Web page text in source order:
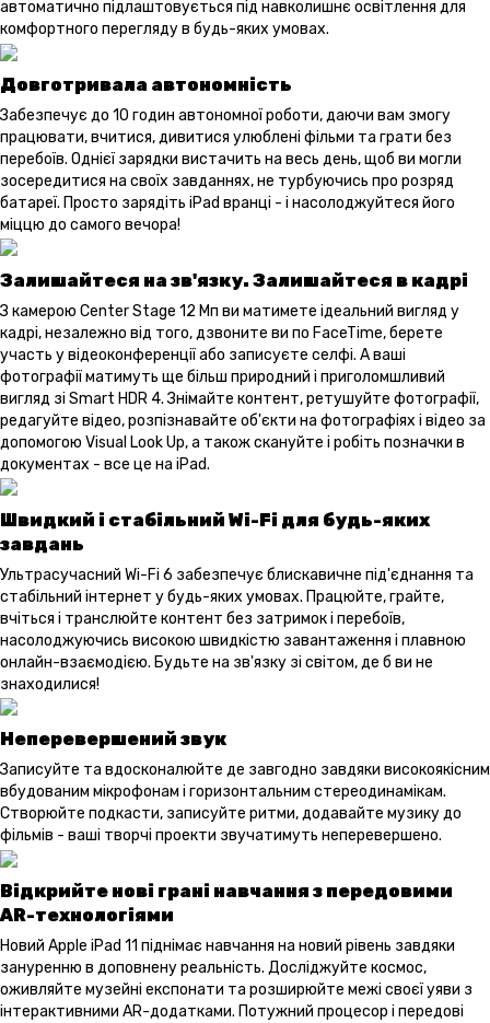
автоматично підлаштовується під навколишнє освітлення для
комфортного перегляду в будь-яких умовах.
Довготривала автономність
Забезпечує до 10 годин автономної роботи, даючи вам змогу
працювати, вчитися, дивитися улюблені фільми та грати без
перебоїв. Однієї зарядки вистачить на весь день, щоб ви могли
зосередитися на своїх завданнях, не турбуючись про розряд
батареї. Просто зарядіть iPad вранці - і насолоджуйтеся його
міццю до самого вечора!
Залишайтеся на зв'язку. Залишайтеся в кадрі
З камерою Center Stage 12 Мп ви матимете ідеальний вигляд у
кадрі, незалежно від того, дзвоните ви по FaceTime, берете
участь у відеоконференції або записуєте селфі. А ваші
фотографії матимуть ще більш природний і приголомшливий
вигляд зі Smart HDR 4. Знімайте контент, ретушуйте фотографії,
редагуйте відео, розпізнавайте об'єкти на фотографіях і відео за
допомогою Visual Look Up, а також скануйте і робіть позначки в
документах - все це на iPad.
Швидкий і стабільний Wi-Fi для будь-яких
завдань
Ультрасучасний Wi-Fi 6 забезпечує блискавичне під'єднання та
стабільний інтернет у будь-яких умовах. Працюйте, грайте,
вчіться і транслюйте контент без затримок і перебоїв,
насолоджуючись високою швидкістю завантаження і плавною
онлайн-взаємодією. Будьте на зв'язку зі світом, де б ви не
знаходилися!
Неперевершений звук
Записуйте та вдосконалюйте де завгодно завдяки високоякісним
вбудованим мікрофонам і горизонтальним стереодинамікам.
Створюйте подкасти, записуйте ритми, додавайте музику до
фільмів - ваші творчі проекти звучатимуть неперевершено.
Відкрийте нові грані навчання з передовими
AR-технологіями
Новий Apple iPad 11 піднімає навчання на новий рівень завдяки
зануренню в доповнену реальність. Досліджуйте космос,
оживляйте музейні експонати та розширюйте межі своєї уяви з
інтерактивними AR-додатками. Потужний процесор і передові